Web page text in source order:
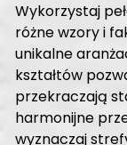
Wykorzystaj
różne wzory i
unikalne
kształtów
przekraczają
harmonijne
wyznaczaj